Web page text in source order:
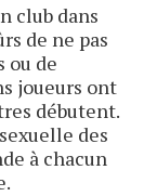
club dans
de ne pas
ou de
joueurs ont
débutent.
des
à chacun